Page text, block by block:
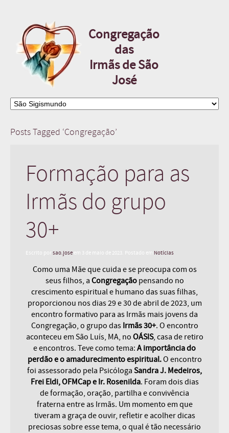
Congregação
das
Irmãs de São
José
Posts Tagged ‘Congregação’
Formação para as
Irmãs do grupo
30+
Escrito por sao.jose em 3 de maio de 2023 . Postado em Notícias
Como uma Mãe que cuida e se preocupa com os
seus filhos, a Congregação pensando no
crescimento espiritual e humano das suas filhas,
proporcionou nos dias 29 e 30 de abril de 2023, um
encontro formativo para as Irmãs mais jovens da
Congregação, o grupo das Irmãs 30+. O encontro
aconteceu em São Luís, MA, no OÁSIS, casa de retiro
e encontros. Teve como tema: A importância do
perdão e o amadurecimento espiritual.O encontro
foi assessorado pela Psicóloga Sandra J. Medeiros,
Frei Eldi, OFMCap e Ir. Rosenilda. Foram dois dias
de formação, oração, partilha e convivência
fraterna entre as Irmãs. Um momento em que
tiveram a graça de ouvir, refletir e acolher dicas
preciosas sobre esse tema, o qual é tão necessário